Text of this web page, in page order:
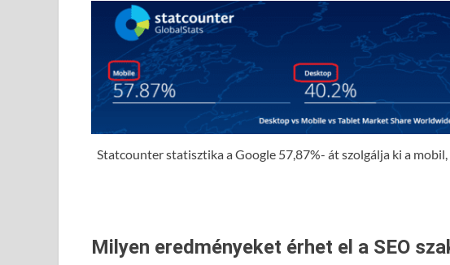
Statcounter statisztika a Google 57,87%- át szolgálja ki a
Milyen eredményeket érhet el a SEO